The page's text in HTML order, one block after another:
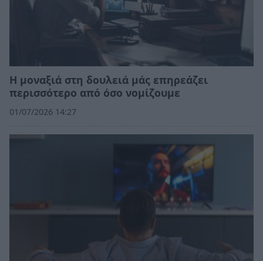
Η μοναξιά στη δουλειά μάς επηρεάζει
περισσότερο από όσο νομίζουμε
01/07/2026 14:27